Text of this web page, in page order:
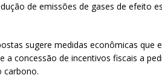
de emissões de gases de efeito
sugere medidas econômicas que
a concessão de incentivos fiscais a
carbono.